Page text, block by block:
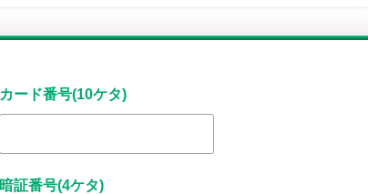
カード番号(10ケタ)
暗証番号(4ケタ)